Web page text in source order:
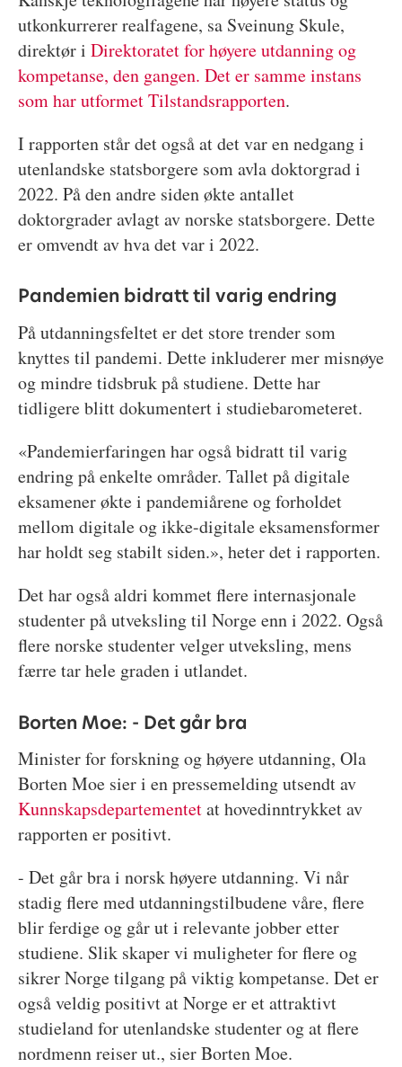
utkonkurrerer realfagene, sa Sveinung Skule,
direktør i Direktoratet for høyere utdanning og
kompetanse, den gangen. Det er samme instans
som har utformet Tilstandsrapporten.
I rapporten står det også at det var en nedgang i
utenlandske statsborgere som avla doktorgrad i
2022. På den andre siden økte antallet
doktorgrader avlagt av norske statsborgere. Dette
er omvendt av hva det var i 2022.
Pandemien bidratt til varig endring
På utdanningsfeltet er det store trender som
knyttes til pandemi. Dette inkluderer mer misnøye
og mindre tidsbruk på studiene. Dette har
tidligere blitt dokumentert i studiebarometeret.
«Pandemierfaringen har også bidratt til varig
endring på enkelte områder. Tallet på digitale
eksamener økte i pandemiårene og forholdet
mellom digitale og ikke-digitale eksamensformer
har holdt seg stabilt siden.», heter det i rapporten.
Det har også aldri kommet flere internasjonale
studenter på utveksling til Norge enn i 2022. Også
flere norske studenter velger utveksling, mens
færre tar hele graden i utlandet.
Borten Moe: - Det går bra
Minister for forskning og høyere utdanning, Ola
Borten Moe sier i en pressemelding utsendt av
Kunnskapsdepartementetat hovedinntrykket av
rapporten er positivt.
- Det går bra i norsk høyere utdanning. Vi når
stadig flere med utdanningstilbudene våre, flere
blir ferdige og går ut i relevante jobber etter
studiene. Slik skaper vi muligheter for flere og
sikrer Norge tilgang på viktig kompetanse. Det er
også veldig positivt at Norge er et attraktivt
studieland for utenlandske studenter og at flere
nordmenn reiser ut., sier Borten Moe.